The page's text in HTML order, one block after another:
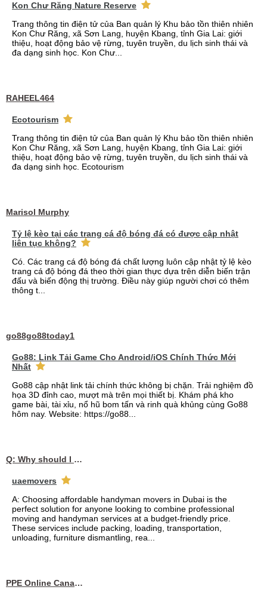
Kon Chư Răng Nature Reserve
Trang thông tin điện tử của Ban quản lý Khu bảo tồn thiên nhiên
Kon Chư Răng, xã Sơn Lang, huyện Kbang, tỉnh Gia Lai: giới
thiệu, hoạt động bảo vệ rừng, tuyên truyền, du lịch sinh thái và
đa dạng sinh học. Kon Chư...
RAHEEL464
Ecotourism
Trang thông tin điện tử của Ban quản lý Khu bảo tồn thiên nhiên
Kon Chư Răng, xã Sơn Lang, huyện Kbang, tỉnh Gia Lai: giới
thiệu, hoạt động bảo vệ rừng, tuyên truyền, du lịch sinh thái và
đa dạng sinh học. Ecotourism
Marisol Murphy
Tỷ lệ kèo tại các trang cá độ bóng đá có được cập nhật
liên tục không?
Có. Các trang cá độ bóng đá chất lượng luôn cập nhật tỷ lệ kèo
trang cá độ bóng đá theo thời gian thực dựa trên diễn biến trận
đấu và biến động thị trường. Điều này giúp người chơi có thêm
thông t...
go88go88today1
Go88: Link Tải Game Cho Android/iOS Chính Thức Mới
Nhất
Go88 cập nhật link tải chính thức không bị chặn. Trải nghiệm đồ
họa 3D đỉnh cao, mượt mà trên mọi thiết bị. Khám phá kho
game bài, tài xỉu, nổ hũ bom tấn và rinh quà khủng cùng Go88
hôm nay. Website: https://go88...
Q: Why should I choose affordable handyman movers in Dubai for my relocation and maintenance needs?
uaemovers
A: Choosing affordable handyman movers in Dubai is the
perfect solution for anyone looking to combine professional
moving and handyman services at a budget-friendly price.
These services include packing, loading, transportation,
unloading, furniture dismantling, rea...
PPE Online Canada – Bulk PPE Supplier | N95, Gloves, Masks & Medical Supplies